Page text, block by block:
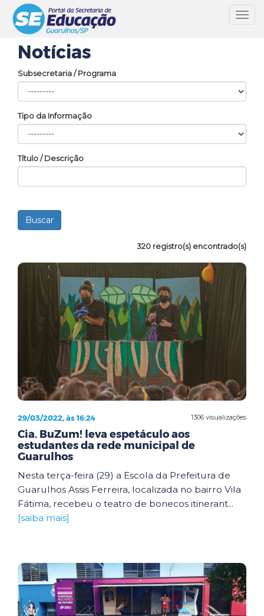
Notícias
Subsecretaria / Programa
Tipo da Informação
Título / Descrição
320 registro(s) encontrado(s)
1306 visualizações
29/03/2022, às 16:24
Cia. BuZum! leva espetáculo aos
estudantes da rede municipal de
Guarulhos
Nesta terça-feira (29) a Escola da Prefeitura de
Guarulhos Assis Ferreira, localizada no bairro Vila
Fátima, recebeu o teatro de bonecos itinerant...
[saiba mais]